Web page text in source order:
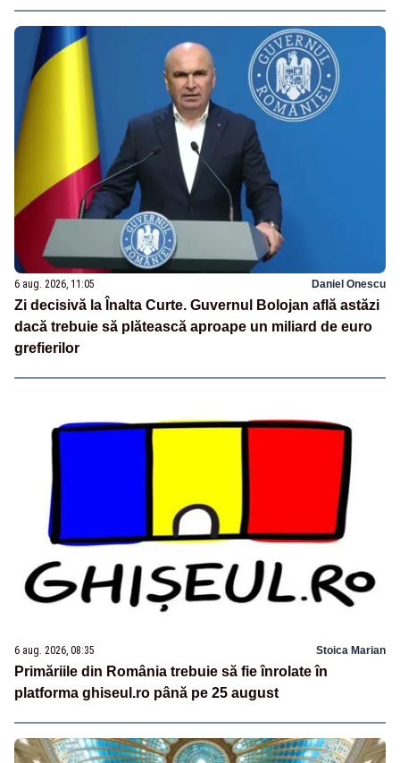
6 aug. 2026, 11:05 Daniel Onescu
Zi decisivă la Înalta Curte. Guvernul Bolojan află astăzi
dacă trebuie să plătească aproape un miliard de euro
grefierilor
6 aug. 2026, 08:35 Stoica Marian
Primăriile din România trebuie să fie înrolate în
platforma ghiseul.ro până pe 25 august